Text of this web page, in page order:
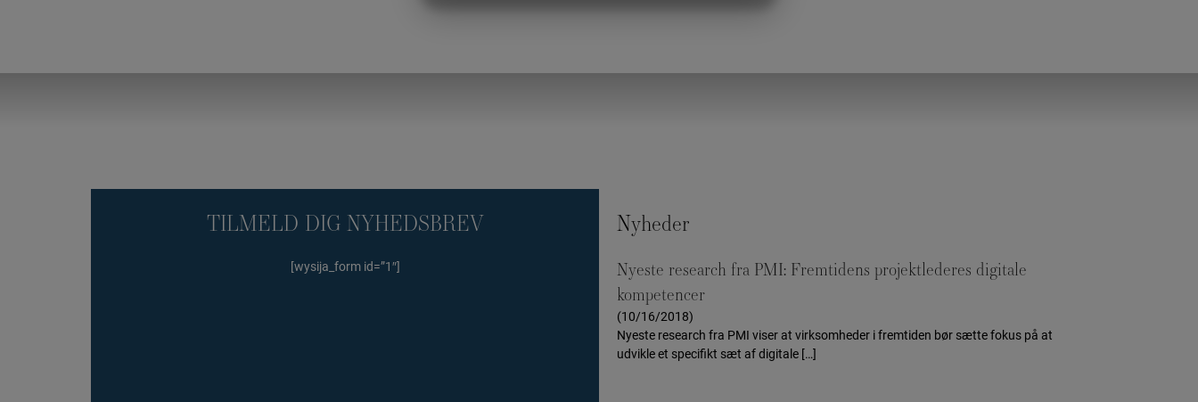
TILMELD DIG NYHEDSBREV
[wysija_form id=”1″]
Nyheder
Nyeste research fra PMI: Fremtidens projektlederes digitale
kompetencer
(10/16/2018)
Nyeste research fra PMI viser at virksomheder i fremtiden bør sætte fokus på at
udvikle et specifikt sæt af digitale […]